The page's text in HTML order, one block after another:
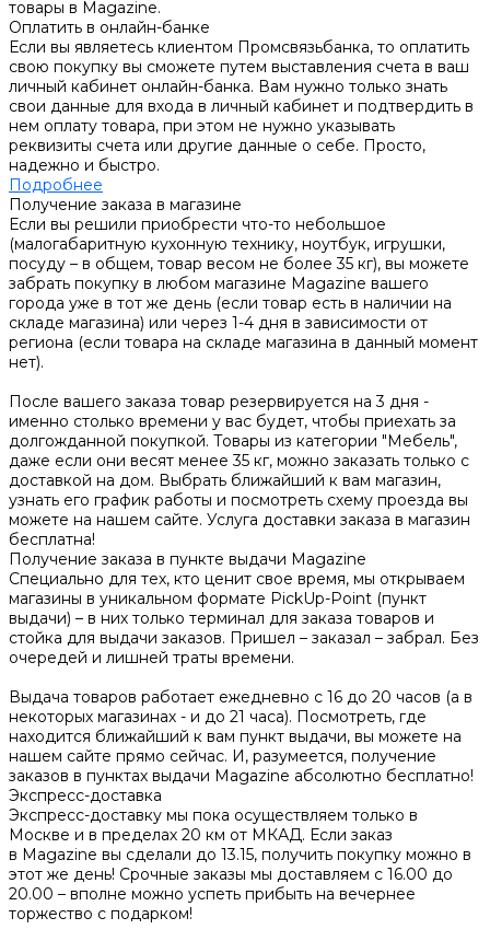
товары в Magazine.
Оплатить в онлайн-банке
Если вы являетесь клиентом Промсвязьбанка, то оплатить
свою покупку вы сможете путем выставления счета в ваш
личный кабинет онлайн-банка. Вам нужно только знать
свои данные для входа в личный кабинет и подтвердить в
нем оплату товара, при этом не нужно указывать
реквизиты счета или другие данные о себе. Просто,
надежно и быстро.
Подробнее
Получение заказа в магазине
Если вы решили приобрести что-то небольшое
(малогабаритную кухонную технику, ноутбук, игрушки,
посуду – в общем, товар весом не более 35 кг), вы можете
забрать покупку в любом магазине Magazine вашего
города уже в тот же день (если товар есть в наличии на
складе магазина) или через 1-4 дня в зависимости от
региона (если товара на складе магазина в данный момент
нет).
После вашего заказа товар резервируется на 3 дня -
именно столько времени у вас будет, чтобы приехать за
долгожданной покупкой. Товары из категории "Мебель",
даже если они весят менее 35 кг, можно заказать только с
доставкой на дом. Выбрать ближайший к вам магазин,
узнать его график работы и посмотреть схему проезда вы
можете на нашем сайте. Услуга доставки заказа в магазин
бесплатна!
Получение заказа в пункте выдачи Magazine
Специально для тех, кто ценит свое время, мы открываем
магазины в уникальном формате PickUp-Point (пункт
выдачи) – в них только терминал для заказа товаров и
стойка для выдачи заказов. Пришел – заказал – забрал. Без
очередей и лишней траты времени.
Выдача товаров работает ежедневно с 16 до 20 часов (а в
некоторых магазинах - и до 21 часа). Посмотреть, где
находится ближайший к вам пункт выдачи, вы можете на
нашем сайте прямо сейчас. И, разумеется, получение
заказов в пунктах выдачи Magazine абсолютно бесплатно!
Экспресс-доставка
Экспресс-доставку мы пока осуществляем только в
Москве и в пределах 20 км от МКАД. Если заказ
в Magazine вы сделали до 13.15, получить покупку можно в
этот же день! Срочные заказы мы доставляем с 16.00 до
20.00 – вполне можно успеть прибыть на вечернее
торжество с подарком!